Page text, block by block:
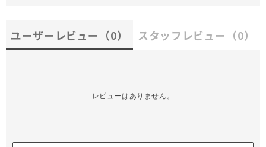
ユーザーレビュー （0） スタッフレビュー （0）
レビューはありません。